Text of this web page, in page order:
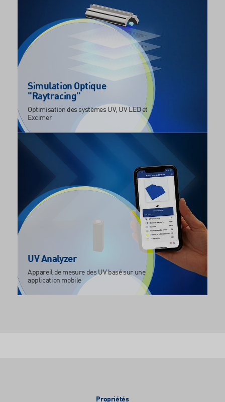
Simulation Optique
"Raytracing"
Optimisation des systèmes UV, UV LED et
Excimer
UV Analyzer
Appareil de mesure des UV basé sur une
application mobile
Propriétés